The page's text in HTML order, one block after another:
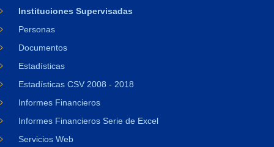
Instituciones Supervisadas
Personas
Documentos
Estadísticas
Estadísticas CSV 2008 - 2018
Informes Financieros
Informes Financieros Serie de Excel
Servicios Web